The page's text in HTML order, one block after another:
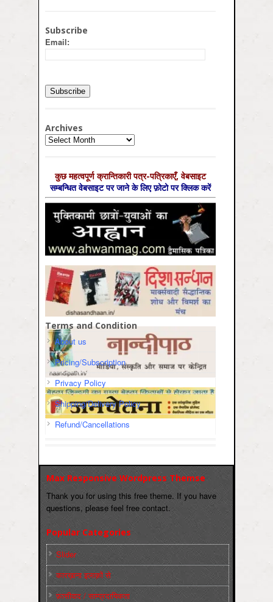
Subscribe
Email:
Archives
Archives
कुछ महत्‍वपूर्ण क्रान्तिकारी पत्र-पत्रिकाएँ, वेबसाइट
सम्‍बन्धित वेबसाइट पर जाने के लिए फ़ोटो पर क्लिक करें
Terms and Condition
About us
Pricing/Subscription
Privacy Policy
Shipping/Delivery Policy
Refund/Cancellations
Max Responsive Wordpress Themse
Thank you for using this free theme. If you have
questions, please feel free contact.
Popular Categories
Slider
कारख़ाना इलाक़ों से
फ़ासीवाद / साम्‍प्रदायिकता